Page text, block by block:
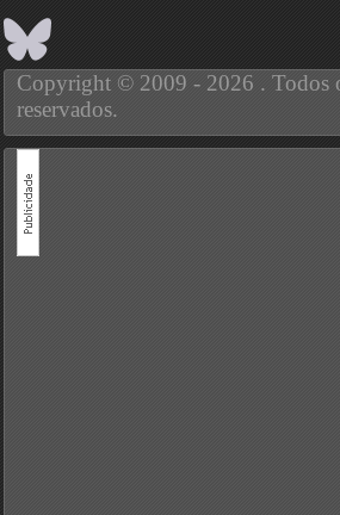
Copyright © 2009 - 2026 . Todos
reservados.